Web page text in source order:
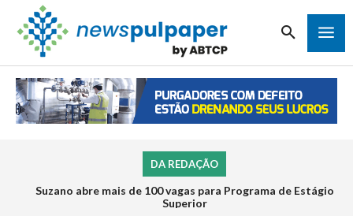
DA REDAÇÃO
Suzano abre mais de 100 vagas para Programa de Estágio
Superior